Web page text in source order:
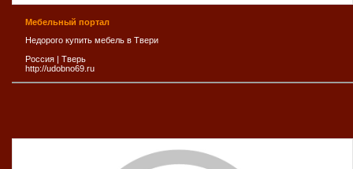
Мебельный портал
Недорого купить мебель в Твери
Россия
Тверь
http://udobno69.ru